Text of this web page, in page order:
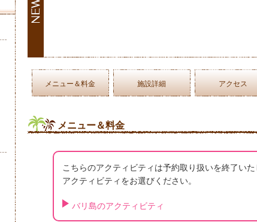
メニュー＆料金 施設詳細 アクセス
メニュー＆料金
こちらのアクティビティは予約取り扱いを終了い
アクティビティをお選びください。
バリ島のアクティビティ